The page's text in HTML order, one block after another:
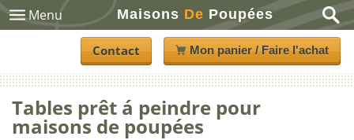
Menu Maisons De Poupées
Contact Mon panier / Faire l'achat
Tables prêt á peindre pour
maisons de poupées